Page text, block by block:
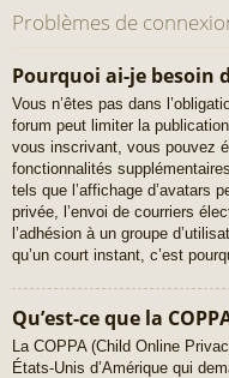
Problèmes de
Pourquoi ai-je besoin
Vous n’êtes pas dans
forum peut limiter la
vous inscrivant, vous pouvez
fonctionnalités
tels que l’affichage d’avatars
privée, l’envoi de courriers
l’adhésion à un groupe
qu’un court instant, c’est
Qu’est-ce que la
La COPPA (Child Online
États-Unis d’Amérique qui